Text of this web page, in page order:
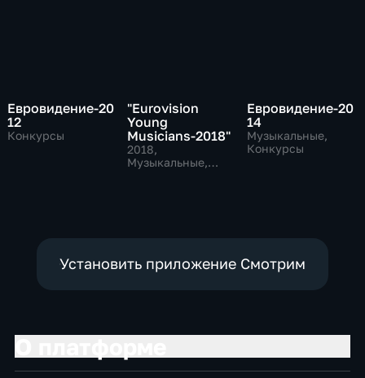
Евровидение-20
12
Конкурсы
"Eurovision
Young
Musicians-2018"
2018,
Музыкальные,
Евровидение-20
14
Музыкальные,
Конкурсы
Установить приложение Смотрим